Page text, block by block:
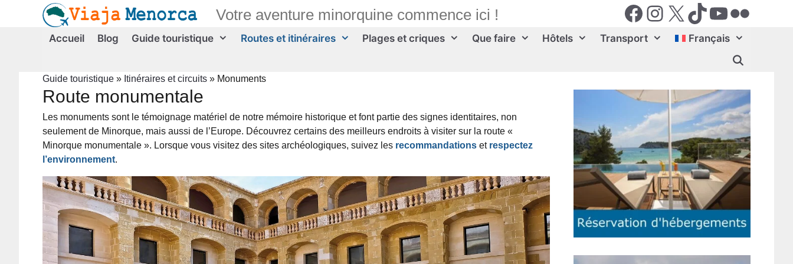
Facebook
Instagram
X (Twiter)
TikTok
YouTube
Flickr
Votre aventure minorquine commence ici !
Accueil Blog Guide touristique Routes et itinéraires Plages et criques Que faire Hôtels Transport Français
Guide touristique » Itinéraires et circuits » Monuments
Route monumentale
Les monuments sont le témoignage matériel de notre mémoire historique et font partie des signes identitaires, non
seulement de Minorque, mais aussi de l’Europe. Découvrez certains des meilleurs endroits à visiter sur la route «
Minorque monumentale ». Lorsque vous visitez des sites archéologiques, suivez les recommandations et respectez
l’environnement.